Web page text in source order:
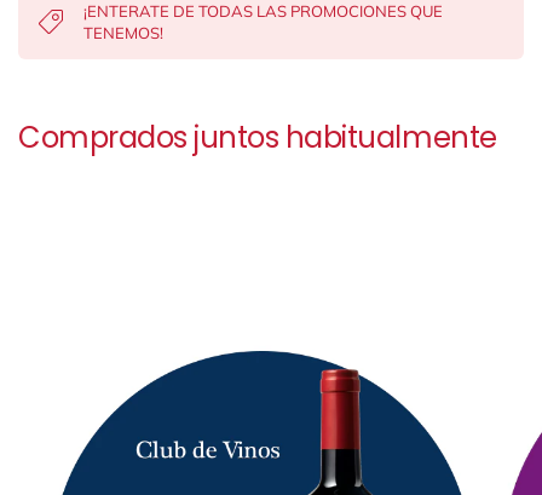
¡ENTERATE DE TODAS LAS PROMOCIONES QUE
TENEMOS!
Comprados juntos habitualmente